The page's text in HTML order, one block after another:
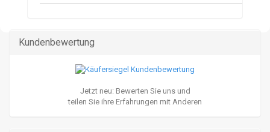
Kundenbewertung
Jetzt neu: Bewerten Sie uns und
teilen Sie ihre Erfahrungen mit Anderen